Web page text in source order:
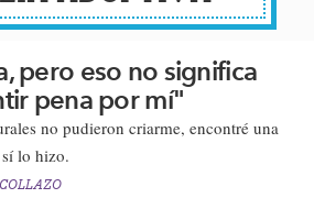
pero eso no significa
pena por mí"
no pudieron criarme, encontré una
lo hizo.